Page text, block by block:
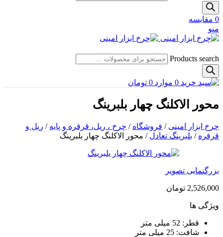
0 مقایسه
منو
Products search
0 موارد 0 تومان
محور الاکلنگ چهار بلبرینگ
چرخ ابزار امینی / فروشگاه / چرخ ، ریل، قرقره و پایه / ریل و
قرقره / بلبرینگ تعادل / محور الاکلنگ چهار بلبرینگ
بزرگنمایی تصویر
2,526,000 تومان
ویژگی ها
قطر: 52 میلی متر
شافت: 25 میلی متر